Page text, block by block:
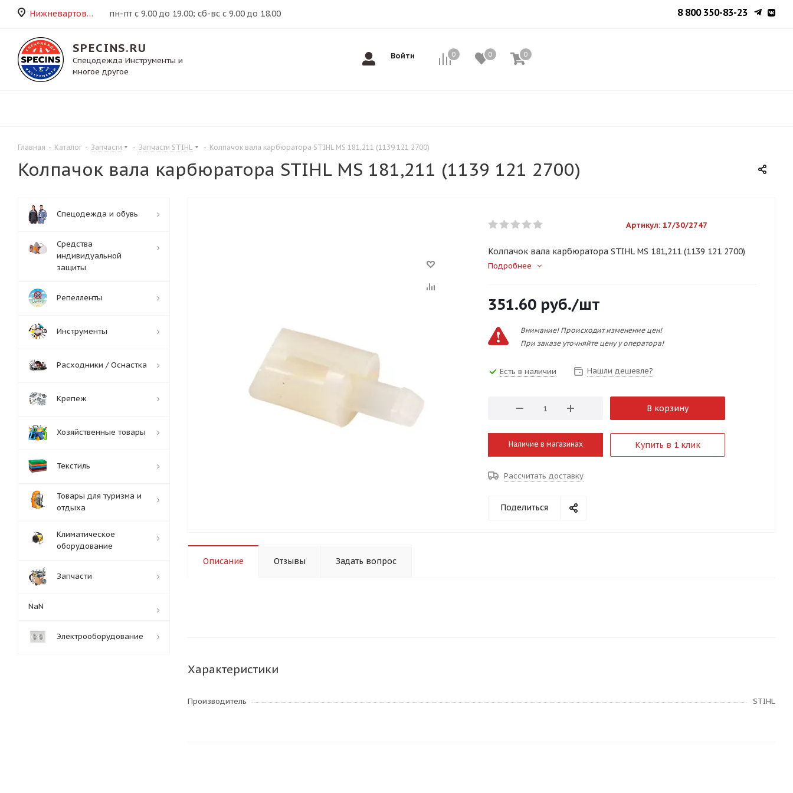
Нижневартовск пн-пт с 9.00 до 19.00; сб-вс с 9.00 до 18.00 8 800 350-83-23
SPECINS.RU
Спецодежда Инструменты и
многое другое
Войти 0 0 0
0
Главная - Каталог - Запчасти - Запчасти STIHL - Колпачок вала карбюратора STIHL MS 181,211 (1139 121 2700)
Колпачок вала карбюратора STIHL MS 181,211 (1139 121 2700)
Артикул: 17/30/2747
Колпачок вала карбюратора STIHL MS 181,211 (1139 121 2700)
Подробнее
351.60 руб./шт
Внимание! Происходит изменение цен!
При заказе уточняйте цену у оператора!
Есть в наличии Нашли дешевле?
В корзину
Наличие в магазинах Купить в 1 клик
Рассчитать доставку
Поделиться
Описание Отзывы Задать вопрос
Характеристики
Производитель STIHL
Спецодежда и обувь
Средства
индивидуальной
защиты
Репелленты
Инструменты
Расходники / Оснастка
Крепеж
Хозяйственные товары
Текстиль
Товары для туризма и
отдыха
Климатическое
оборудование
Запчасти
NaN
Электрооборудование